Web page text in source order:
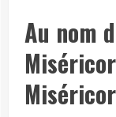
Au nom